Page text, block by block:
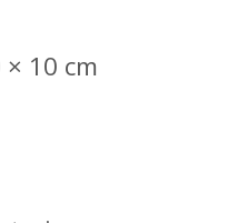
10 cm